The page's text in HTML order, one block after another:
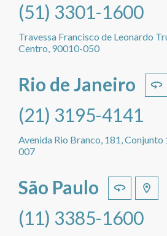
(51) 3301-1600
Travessa Francisco de Leonardo
Centro, 90010-050
Rio de Janeiro
(21) 3195-4141
Avenida Rio Branco, 181,
007
São Paulo
(11) 3385-1600